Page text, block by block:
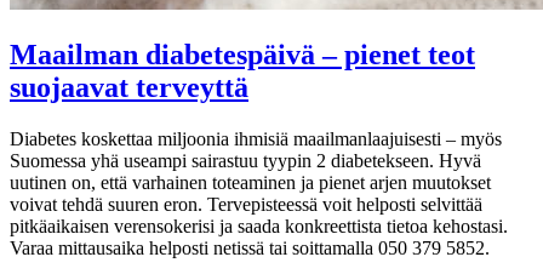
Maailman diabetespäivä – pienet teot
suojaavat terveyttä
Diabetes koskettaa miljoonia ihmisiä maailmanlaajuisesti – myös
Suomessa yhä useampi sairastuu tyypin 2 diabetekseen. Hyvä
uutinen on, että varhainen toteaminen ja pienet arjen muutokset
voivat tehdä suuren eron. Tervepisteessä voit helposti selvittää
pitkäaikaisen verensokerisi ja saada konkreettista tietoa kehostasi.
Varaa mittausaika helposti netissä tai soittamalla 050 379 5852.